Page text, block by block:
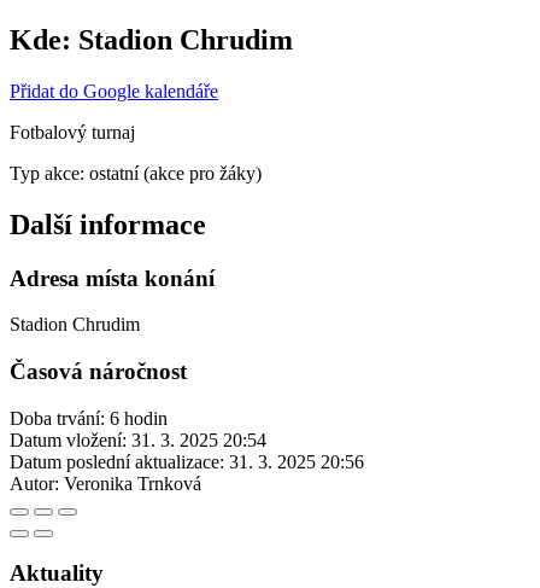
Kde: Stadion Chrudim
Přidat do Google kalendáře
Fotbalový turnaj
Typ akce: ostatní (akce pro žáky)
Další informace
Adresa místa konání
Stadion Chrudim
Časová náročnost
Doba trvání: 6 hodin
Datum vložení: 31. 3. 2025 20:54
Datum poslední aktualizace: 31. 3. 2025 20:56
Autor: Veronika Trnková
Aktuality